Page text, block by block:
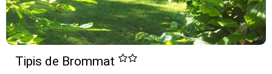
Tipis de Brommat